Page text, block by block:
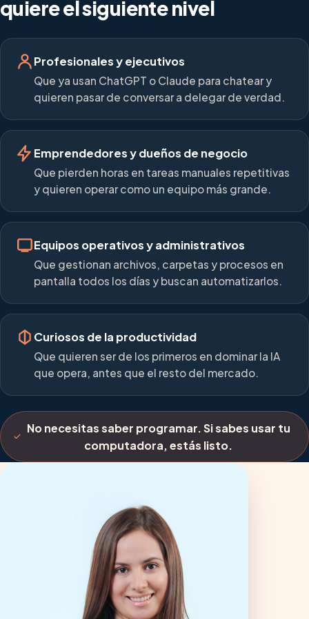
quiere el siguiente nivel
Profesionales y ejecutivos
Que ya usan ChatGPT o Claude para chatear y
quieren pasar de conversar a delegar de verdad.
Emprendedores y dueños de negocio
Que pierden horas en tareas manuales repetitivas
y quieren operar como un equipo más grande.
Equipos operativos y administrativos
Que gestionan archivos, carpetas y procesos en
pantalla todos los días y buscan automatizarlos.
Curiosos de la productividad
Que quieren ser de los primeros en dominar la IA
que opera, antes que el resto del mercado.
No necesitas saber programar. Si sabes usar tu
computadora, estás listo.